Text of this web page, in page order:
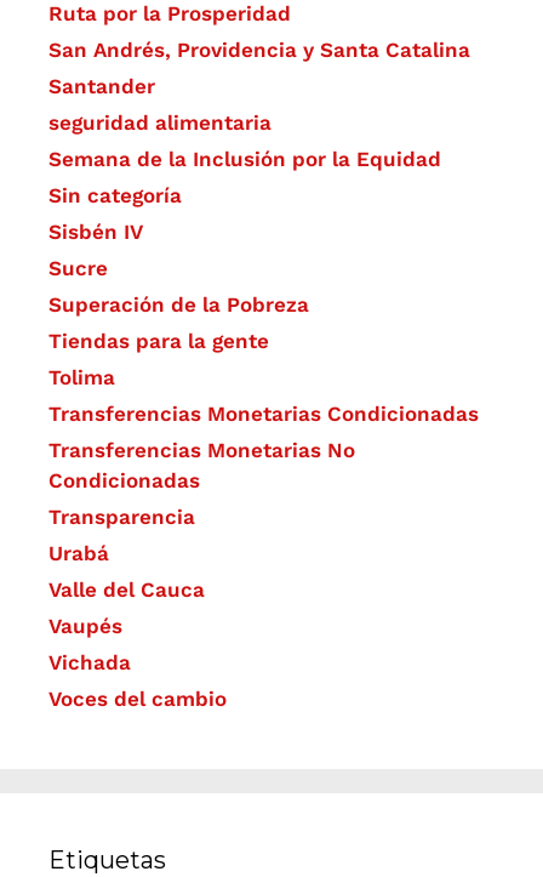
Ruta por la Prosperidad
San Andrés, Providencia y Santa Catalina
Santander
seguridad alimentaria
Semana de la Inclusión por la Equidad
Sin categoría
Sisbén IV
Sucre
Superación de la Pobreza
Tiendas para la gente
Tolima
Transferencias Monetarias Condicionadas
Transferencias Monetarias No
Condicionadas
Transparencia
Urabá
Valle del Cauca
Vaupés
Vichada
Voces del cambio
Etiquetas